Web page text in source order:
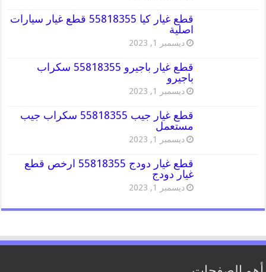
قطع غيار كيا 55818355 قطع غيار سيارات
اصلية
ديسمبر 1, 2023
قطع غيار باجيرو 55818355 سكراب
باجيرو
ديسمبر 1, 2023
قطع غيار جيب 55818355 سكراب جيب
مستعمل
ديسمبر 1, 2023
قطع غيار دودج 55818355 ارخص قطع
غيار دودج
ديسمبر 1, 2023